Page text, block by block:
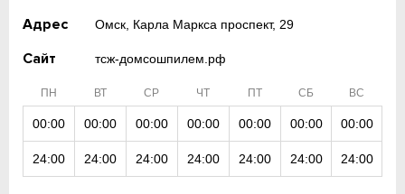
Адрес Омск, Карла Маркса проспект, 29
Сайт тсж-домсошпилем.рф
ПН ВТ СР ЧТ ПТ СБ ВС
00:00 00:00 00:00 00:00 00:00 00:00 00:00
24:00 24:00 24:00 24:00 24:00 24:00 24:00